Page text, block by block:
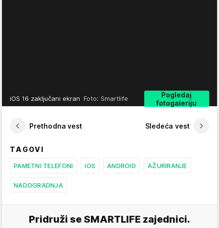
Pogledaj
fotogaleriju
iOS 16 zaključani ekran Foto: Smartlife
Prethodna vest Sledeća vest
TAGOVI
PAMETNI TELEFONI IOS ANDROID AŽURIRANJE
NADOGRADNJA
Pridruži se SMARTLIFE zajednici.